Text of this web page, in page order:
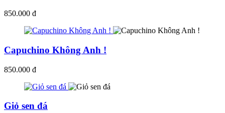
850.000 đ
Capuchino Không Anh !
850.000 đ
Giỏ sen đá